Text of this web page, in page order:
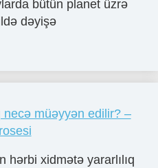
bütün planet üzrə
dəyişə
necə müəyyən edilir? –
hərbi xidmətə yararlılıq